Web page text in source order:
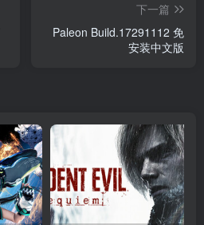
下一篇
Paleon Build.17291112 免
安装中文版